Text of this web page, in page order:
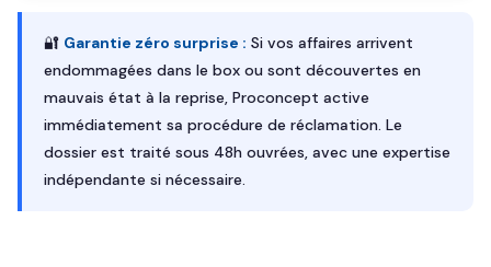
🔐 Garantie zéro surprise : Si vos affaires arrivent
endommagées dans le box ou sont découvertes en
mauvais état à la reprise, Proconcept active
immédiatement sa procédure de réclamation. Le
dossier est traité sous 48h ouvrées, avec une expertise
indépendante si nécessaire.